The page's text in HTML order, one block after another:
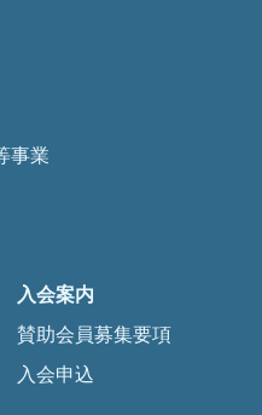
事業
入会案内
賛助会員募集要項
入会申込